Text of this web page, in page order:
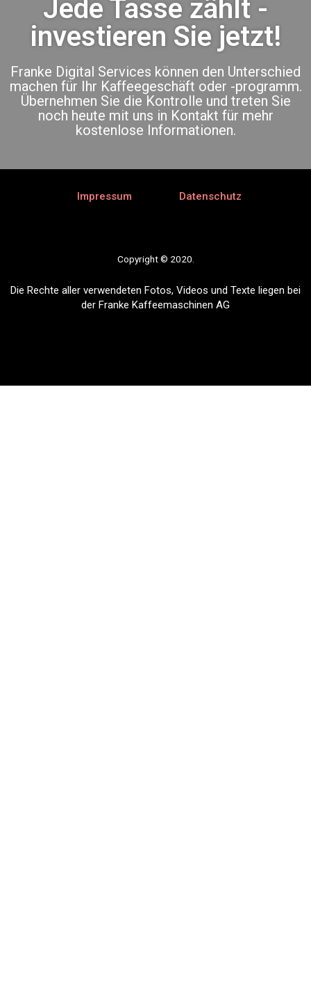
Jede Tasse zählt -
investieren Sie jetzt!
Franke Digital Services können den Unterschied
machen für Ihr Kaffeegeschäft oder -programm.
Übernehmen Sie die Kontrolle und treten Sie
noch heute mit uns in Kontakt für mehr
kostenlose Informationen.
Impressum Datenschutz
Copyright © 2020.
Die Rechte aller verwendeten Fotos, Videos und Texte liegen bei
der Franke Kaffeemaschinen AG